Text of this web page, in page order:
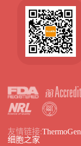
友情链接:
细胞之家